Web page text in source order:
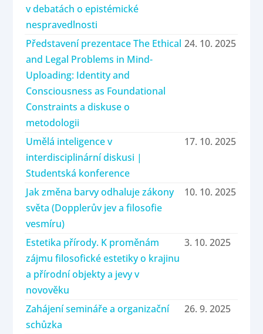
v debatách o epistémické
nespravedlnosti
Představení prezentace The Ethical
and Legal Problems in Mind-
Uploading: Identity and
Consciousness as Foundational
Constraints a diskuse o
metodologii
24. 10. 2025
Umělá inteligence v
interdisciplinární diskusi |
Studentská konference
17. 10. 2025
Jak změna barvy odhaluje zákony
světa (Dopplerův jev a filosofie
vesmíru)
10. 10. 2025
Estetika přírody. K proměnám
zájmu filosofické estetiky o krajinu
a přírodní objekty a jevy v
novověku
3. 10. 2025
Zahájení semináře a organizační
schůzka
26. 9. 2025